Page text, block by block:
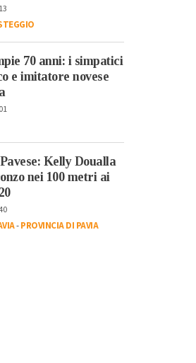
70 anni: i simpatici
e imitatore novese
Kelly Doualla
nei 100 metri ai
-PROVINCIA DI PAVIA